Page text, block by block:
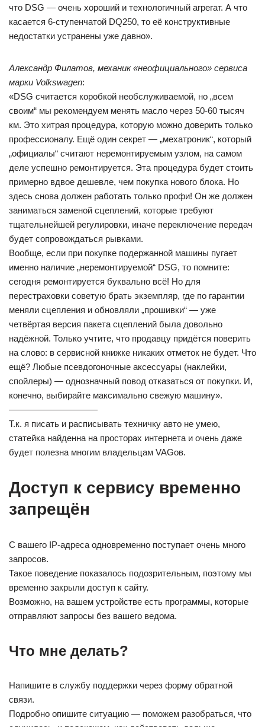
что DSG — очень хороший и технологичный агрегат. А что
касается 6-ступенчатой DQ250, то её конструктивные
недостатки устранены уже давно».
Александр Филатов, механик «неофициального» сервиса
марки Volkswagen:
«DSG считается коробкой необслуживаемой, но „всем
своим“ мы рекомендуем менять масло через 50-60 тысяч
км. Это хитрая процедура, которую можно доверить только
профессионалу. Ещё один секрет — „мехатроник“, который
„официалы“ считают неремонтируемым узлом, на самом
деле успешно ремонтируется. Эта процедура будет стоить
примерно вдвое дешевле, чем покупка нового блока. Но
здесь снова должен работать только профи! Он же должен
заниматься заменой сцеплений, которые требуют
тщательнейшей регулировки, иначе переключение передач
будет сопровождаться рывками.
Вообще, если при покупке подержанной машины пугает
именно наличие „неремонтируемой“ DSG, то помните:
сегодня ремонтируется буквально всё! Но для
перестраховки советую брать экземпляр, где по гарантии
меняли сцепления и обновляли „прошивки“ — уже
четвёртая версия пакета сцеплений была довольно
надёжной. Только учтите, что продавцу придётся поверить
на слово: в сервисной книжке никаких отметок не будет. Что
ещё? Любые псевдогоночные аксессуары (наклейки,
спойлеры) — однозначный повод отказаться от покупки. И,
конечно, выбирайте максимально свежую машину».
——————————
Т.к. я писать и расписывать техничку авто не умею,
статейка найденна на просторах интернета и очень даже
будет полезна многим владельцам VAGов.
Доступ к сервису временно
запрещён
С вашего IP-адреса одновременно поступает очень много
запросов.
Такое поведение показалось подозрительным, поэтому мы
временно закрыли доступ к сайту.
Возможно, на вашем устройстве есть программы, которые
отправляют запросы без вашего ведома.
Что мне делать?
Напишите в службу поддержки через форму обратной
связи.
Подробно опишите ситуацию — поможем разобраться, что